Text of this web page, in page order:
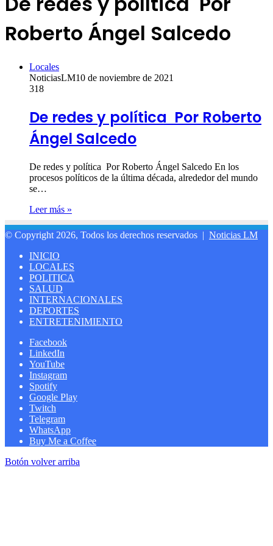
Roberto Ángel Salcedo
Locales
NoticiasLM10 de noviembre de 2021
318
De redes y política Por Roberto
Ángel Salcedo
De redes y política Por Roberto Ángel Salcedo En los
procesos políticos de la última década, alrededor del mundo
se…
Leer más »
© Copyright 2026, Todos los derechos reservados | Noticias LM
INICIO
LOCALES
POLITICA
SALUD
INTERNACIONALES
DEPORTES
ENTRETENIMIENTO
Facebook
LinkedIn
YouTube
Instagram
Spotify
Google Play
Twitch
Telegram
WhatsApp
Buy Me a Coffee
Botón volver arriba